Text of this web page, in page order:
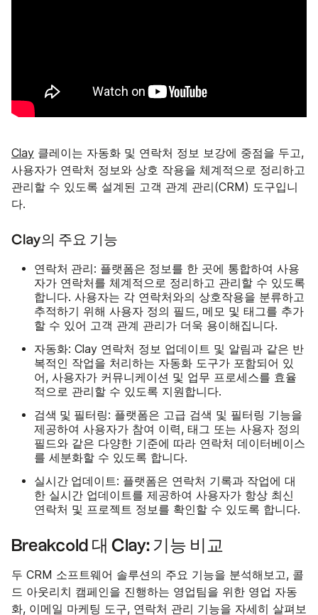
Clay 클레이는 자동화 및 연락처 정보 보강에 중점을 두고,
사용자가 연락처 정보와 상호 작용을 체계적으로 정리하고
관리할 수 있도록 설계된 고객 관계 관리(CRM) 도구입니
다.
Clay의 주요 기능
연락처 관리: 플랫폼은 정보를 한 곳에 통합하여 사용
자가 연락처를 체계적으로 정리하고 관리할 수 있도록
합니다. 사용자는 각 연락처와의 상호작용을 분류하고
추적하기 위해 사용자 정의 필드, 메모 및 태그를 추가
할 수 있어 고객 관계 관리가 더욱 용이해집니다.
자동화: Clay 연락처 정보 업데이트 및 알림과 같은 반
복적인 작업을 처리하는 자동화 도구가 포함되어 있
어, 사용자가 커뮤니케이션 및 업무 프로세스를 효율
적으로 관리할 수 있도록 지원합니다.
검색 및 필터링: 플랫폼은 고급 검색 및 필터링 기능을
제공하여 사용자가 참여 이력, 태그 또는 사용자 정의
필드와 같은 다양한 기준에 따라 연락처 데이터베이스
를 세분화할 수 있도록 합니다.
실시간 업데이트: 플랫폼은 연락처 기록과 작업에 대
한 실시간 업데이트를 제공하여 사용자가 항상 최신
연락처 및 프로젝트 정보를 확인할 수 있도록 합니다.
Breakcold 대 Clay: 기능 비교
두 CRM 소프트웨어 솔루션의 주요 기능을 분석해보고, 콜
드 아웃리치 캠페인을 진행하는 영업팀을 위한 영업 자동
화, 이메일 마케팅 도구, 연락처 관리 기능을 자세히 살펴보